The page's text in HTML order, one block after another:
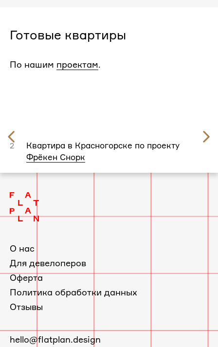
Готовые квартиры
По нашим проектам.
2
Квартира в Красногорске по проекту
Фрёкен Снорк
слайд
О нас
Для девелоперов
Оферта
Политика обработки данных
Отзывы
E-
hello@flatplan.design